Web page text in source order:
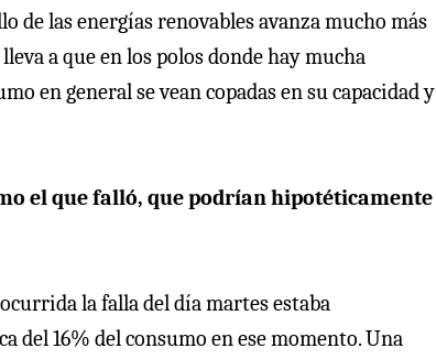
de las energías renovables avanza mucho más
a que en los polos donde hay mucha
en general se vean copadas en su capacidad y
el que falló, que podrían hipotéticamente
la falla del día martes estaba
del 16% del consumo en ese momento. Una